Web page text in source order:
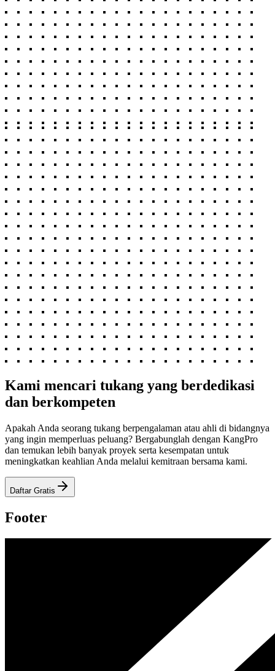
Kami mencari tukang yang berdedikasi
dan berkompeten
Apakah Anda seorang tukang berpengalaman atau ahli di bidangnya
yang ingin memperluas peluang? Bergabunglah dengan KangPro
dan temukan lebih banyak proyek serta kesempatan untuk
meningkatkan keahlian Anda melalui kemitraan bersama kami.
Daftar Gratis
Footer